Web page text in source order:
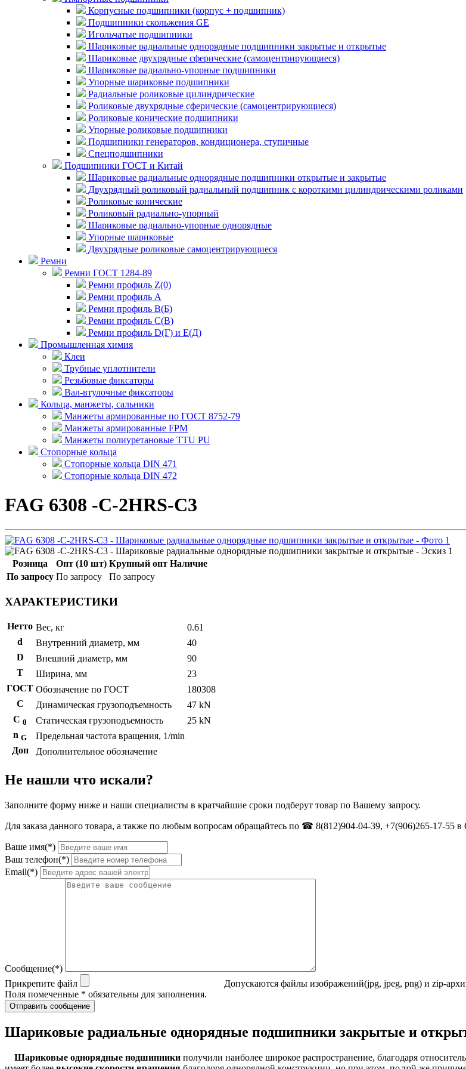
Корпусные подшипники (корпус + подшипник)
Подшипники скольжения GE
Игольчатые подшипники
Шариковые радиальные однорядные подшипники закрытые и открытые
Шариковые двухрядные сферические (самоцентрирующиеся)
Шариковые радиально-упорные подшипники
Упорные шариковые подшипники
Радиальные роликовые цилиндрические
Роликовые двухрядные сферические (самоцентрирующиеся)
Роликовые конические подшипники
Упорные роликовые подшипники
Подшипники генераторов, кондиционера, ступичные
Спецподшипники
Подшипники ГОСТ и Китай
Шариковые радиальные однорядные подшипники открытые и закрытые
Двухрядный роликовый радиальный подшипник с короткими цилиндрическими роликами
Роликовые конические
Роликовый радиально-упорный
Шариковые радиально-упорные однорядные
Упорные шариковые
Двухрядные роликовые самоцентрирующиеся
Ремни
Ремни ГОСТ 1284-89
Ремни профиль Z(0)
Ремни профиль А
Ремни профиль В(Б)
Ремни профиль С(В)
Ремни профиль D(Г) и E(Д)
Промышленная химия
Клеи
Трубные уплотнители
Резьбовые фиксаторы
Вал-втулочные фиксаторы
Кольца, манжеты, сальники
Манжеты армированные по ГОСТ 8752-79
Манжеты армированные FPM
Манжеты полиуретановые TTU PU
Стопорные кольца
Стопорные кольца DIN 471
Стопорные кольца DIN 472
FAG 6308 -C-2HRS-C3
Розница Опт (10 шт) Крупный опт Наличие
По запросу По запросу По запросу
ХАРАКТЕРИСТИКИ
Нетто Вес, кг
0.61
d
Внутренний диаметр, мм
40
D
Внешний диаметр, мм
90
T
Ширина, мм
23
ГОСТ Обозначение по ГОСТ
180308
C
Динамическая грузоподъемность
47 kN
С 0 Статическая грузоподъемность
25 kN
n G
Предельная частота вращения, 1/min
Доп
Дополнительное обозначение
Не нашли что искали?
Заполните форму ниже и наши специалисты в кратчайшие сроки подберут товар по Вашему запросу.
Для заказа данного товара, а также по любым вопросам обращайтесь по ☎ 8(812)904-04-39, +7(906)265-17-55 в
Ваше имя(*)
Ваш телефон(*)
Email(*)
Сообщение(*)
Прикрепите файл
Допускаются файлы изображений(jpg, jpeg, png) и zip-
Поля помеченные * обязательны для заполнения.
Отправить сообщение
Шариковые радиальные однорядные подшипники закрытые и
Шариковые однорядные подшипники получили наиболее широкое распространение, благодаря